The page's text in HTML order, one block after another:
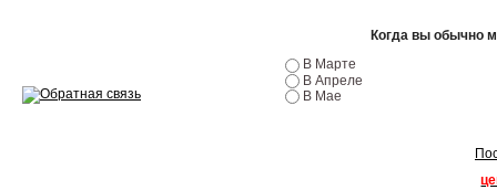
Когда вы обычно
В Марте
В Апреле
В Мае